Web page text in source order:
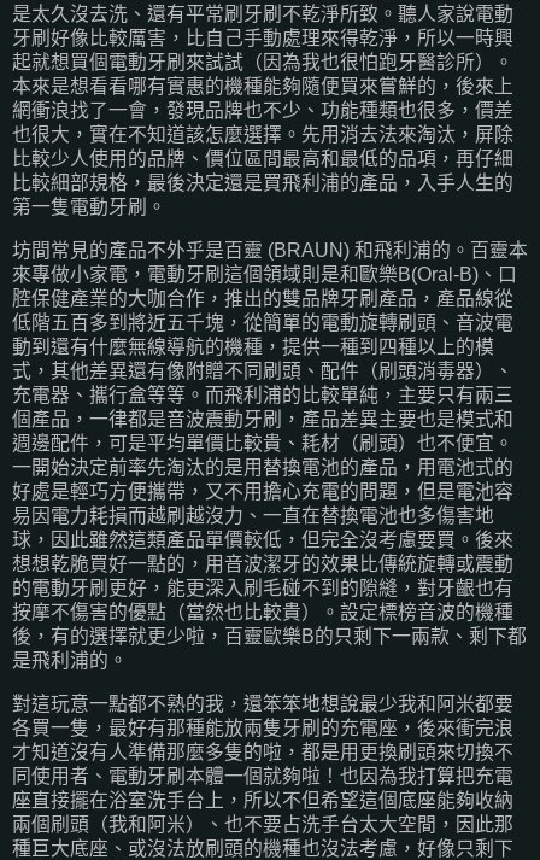
是太久沒去洗、還有平常刷牙刷不乾淨所致。聽人家說電動
牙刷好像比較厲害，比自己手動處理來得乾淨，所以一時興
起就想買個電動牙刷來試試（因為我也很怕跑牙醫診所）。
本來是想看看哪有實惠的機種能夠隨便買來嘗鮮的，後來上
網衝浪找了一會，發現品牌也不少、功能種類也很多，價差
也很大，實在不知道該怎麼選擇。先用消去法來淘汰，屏除
比較少人使用的品牌、價位區間最高和最低的品項，再仔細
比較細部規格，最後決定還是買飛利浦的產品，入手人生的
第一隻電動牙刷。
坊間常見的產品不外乎是百靈 (BRAUN) 和飛利浦的。百靈本
來專做小家電，電動牙刷這個領域則是和歐樂B(Oral-B)、口
腔保健產業的大咖合作，推出的雙品牌牙刷產品，產品線從
低階五百多到將近五千塊，從簡單的電動旋轉刷頭、音波電
動到還有什麼無線導航的機種，提供一種到四種以上的模
式，其他差異還有像附贈不同刷頭、配件（刷頭消毒器）、
充電器、攜行盒等等。而飛利浦的比較單純，主要只有兩三
個產品，一律都是音波震動牙刷，產品差異主要也是模式和
週邊配件，可是平均單價比較貴、耗材（刷頭）也不便宜。
一開始決定前率先淘汰的是用替換電池的產品，用電池式的
好處是輕巧方便攜帶，又不用擔心充電的問題，但是電池容
易因電力耗損而越刷越沒力、一直在替換電池也多傷害地
球，因此雖然這類產品單價較低，但完全沒考慮要買。後來
想想乾脆買好一點的，用音波潔牙的效果比傳統旋轉或震動
的電動牙刷更好，能更深入刷毛碰不到的隙縫，對牙齦也有
按摩不傷害的優點（當然也比較貴）。設定標榜音波的機種
後，有的選擇就更少啦，百靈歐樂B的只剩下一兩款、剩下都
是飛利浦的。
對這玩意一點都不熟的我，還笨笨地想說最少我和阿米都要
各買一隻，最好有那種能放兩隻牙刷的充電座，後來衝完浪
才知道沒有人準備那麼多隻的啦，都是用更換刷頭來切換不
同使用者、電動牙刷本體一個就夠啦！也因為我打算把充電
座直接擺在浴室洗手台上，所以不但希望這個底座能夠收納
兩個刷頭（我和阿米）、也不要占洗手台太大空間，因此那
種巨大底座、或沒法放刷頭的機種也沒法考慮，好像只剩下